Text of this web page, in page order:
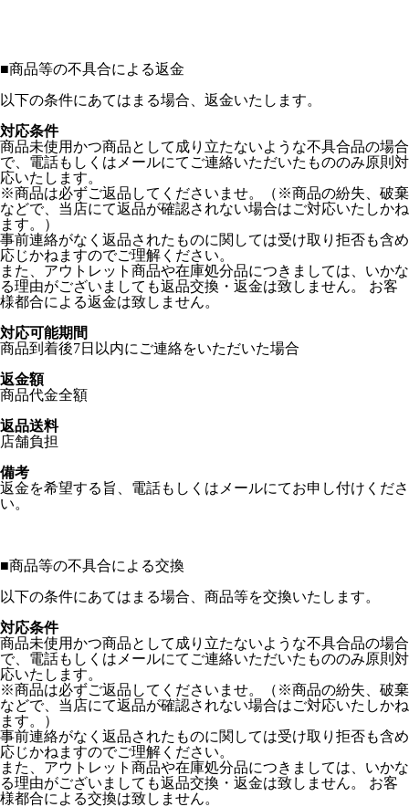
■商品等の不具合による返金
以下の条件にあてはまる場合、返金いたします。
対応条件
商品未使用かつ商品として成り立たないような不具合品の場合
で、電話もしくはメールにてご連絡いただいたもののみ原則対
応いたします。
※商品は必ずご返品してくださいませ。（※商品の紛失、破棄
などで、当店にて返品が確認されない場合はご対応いたしかね
ます。）
事前連絡がなく返品されたものに関しては受け取り拒否も含め
応じかねますのでご理解ください。
また、アウトレット商品や在庫処分品につきましては、いかな
る理由がございましても返品交換・返金は致しません。 お客
様都合による返金は致しません。
対応可能期間
商品到着後7日以内にご連絡をいただいた場合
返金額
商品代金全額
返品送料
店舗負担
備考
返金を希望する旨、電話もしくはメールにてお申し付けくださ
い。
■商品等の不具合による交換
以下の条件にあてはまる場合、商品等を交換いたします。
対応条件
商品未使用かつ商品として成り立たないような不具合品の場合
で、電話もしくはメールにてご連絡いただいたもののみ原則対
応いたします。
※商品は必ずご返品してくださいませ。（※商品の紛失、破棄
などで、当店にて返品が確認されない場合はご対応いたしかね
ます。）
事前連絡がなく返品されたものに関しては受け取り拒否も含め
応じかねますのでご理解ください。
また、アウトレット商品や在庫処分品につきましては、いかな
る理由がございましても返品交換・返金は致しません。 お客
様都合による交換は致しません。